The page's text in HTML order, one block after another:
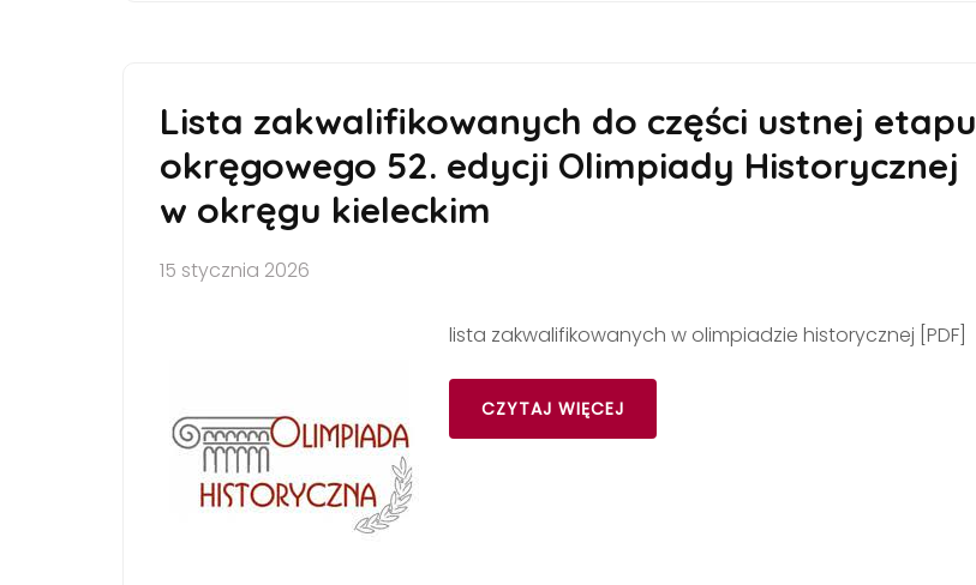
Lista zakwalifikowanych do części ustnej etapu
okręgowego 52. edycji Olimpiady Historycznej
w okręgu kieleckim
15 stycznia 2026
lista zakwalifikowanych w olimpiadzie historycznej [PDF]
CZYTAJ WIĘCEJ